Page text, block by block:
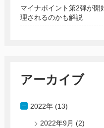
マイナポイント第2弾が開
理されるのかも解説
アーカイブ
2022年 (13)
2022年9月 (2)